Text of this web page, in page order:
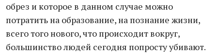
обрез и которое в данном случае можно
потратить на образование, на познание жизни,
всего того нового, что происходит вокруг,
большинство людей сегодня попросту убивают.